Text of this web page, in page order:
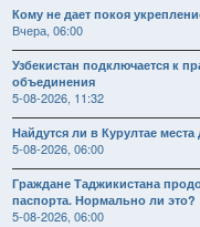
Кому не дает покоя
Вчера, 06:00
Узбекистан подключается к
объединения
5-08-2026, 11:32
Найдутся ли в Курултае места
5-08-2026, 06:00
Граждане Таджикистана
паспорта. Нормально ли это?
5-08-2026, 06:00